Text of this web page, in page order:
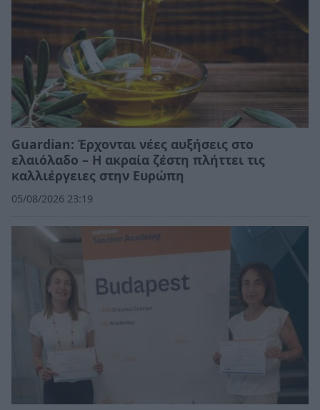
Guardian: Έρχονται νέες αυξήσεις στο
ελαιόλαδο – Η ακραία ζέστη πλήττει τις
καλλιέργειες στην Ευρώπη
05/08/2026 23:19